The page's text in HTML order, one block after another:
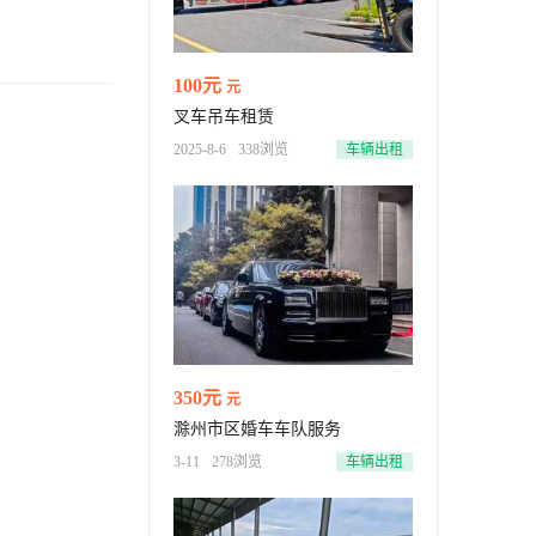
100元 元
叉车吊车租赁
2025-8-6 338浏览 车辆出租
350元 元
滁州市区婚车车队服务
3-11 278浏览 车辆出租